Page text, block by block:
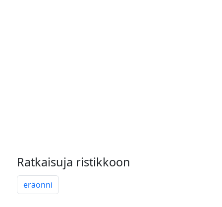
Ratkaisuja ristikkoon
eräonni